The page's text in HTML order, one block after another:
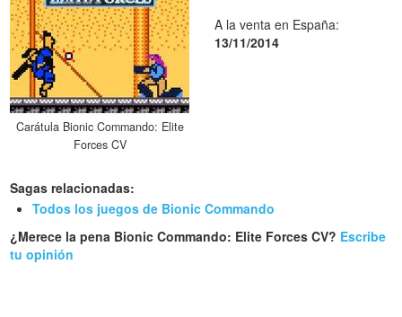
Carátula Bionic Commando: Elite
Forces CV
A la venta en España:
13/11/2014
Sagas relacionadas:
Todos los juegos de Bionic Commando
¿Merece la pena Bionic Commando: Elite Forces CV? Escribe
tu opinión